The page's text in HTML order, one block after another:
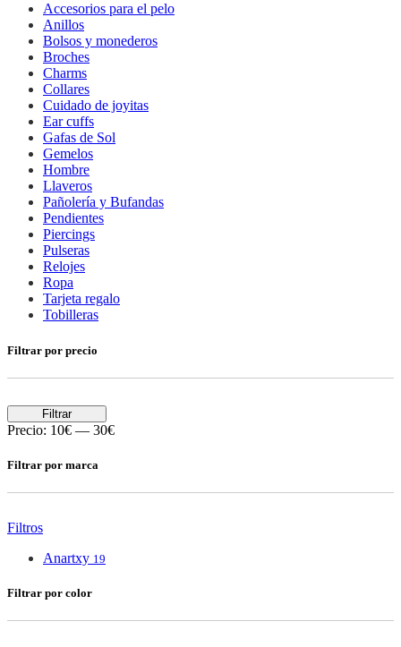
Accesorios para el pelo
Anillos
Bolsos y monederos
Broches
Charms
Collares
Cuidado de joyitas
Ear cuffs
Gafas de Sol
Gemelos
Hombre
Llaveros
Pañolería y Bufandas
Pendientes
Piercings
Pulseras
Relojes
Ropa
Tarjeta regalo
Tobilleras
Filtrar por precio
Filtrar
Precio: 10€ — 30€
Filtrar por marca
Filtros
Anartxy 19
Filtrar por color